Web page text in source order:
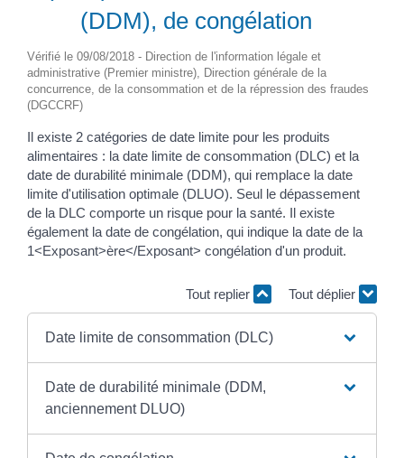
(DDM), de congélation
Vérifié le 09/08/2018 - Direction de l'information légale et
administrative (Premier ministre), Direction générale de la
concurrence, de la consommation et de la répression des fraudes
(DGCCRF)
Il existe 2 catégories de date limite pour les produits
alimentaires : la date limite de consommation (DLC) et la
date de durabilité minimale (DDM), qui remplace la date
limite d'utilisation optimale (DLUO). Seul le dépassement
de la DLC comporte un risque pour la santé. Il existe
également la date de congélation, qui indique la date de la
1<Exposant>ère</Exposant> congélation d'un produit.
Tout replier Tout déplier
Date limite de consommation (DLC)
Date de durabilité minimale (DDM,
anciennement DLUO)